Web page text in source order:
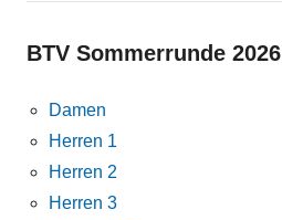
BTV Sommerrunde 2026
Damen
Herren 1
Herren 2
Herren 3